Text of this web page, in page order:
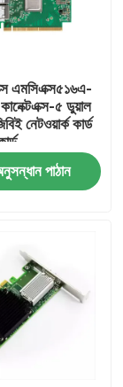
এমসিএক্স৫১৬এ-
৫ ডুয়াল
নেটওয়ার্ক কার্ড
পাঠান